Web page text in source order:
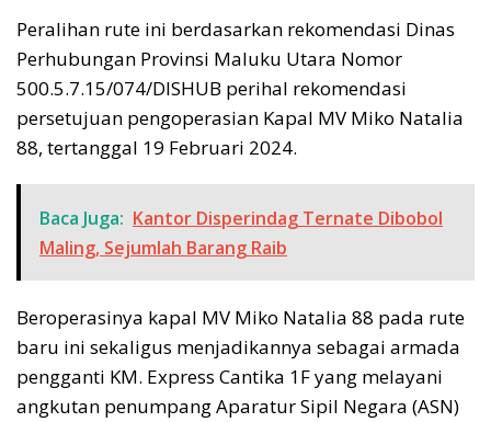
Peralihan rute ini berdasarkan rekomendasi Dinas
Perhubungan Provinsi Maluku Utara Nomor
500.5.7.15/074/DISHUB perihal rekomendasi
persetujuan pengoperasian Kapal MV Miko Natalia
88, tertanggal 19 Februari 2024.
Baca Juga: Kantor Disperindag Ternate Dibobol
Maling, Sejumlah Barang Raib
Beroperasinya kapal MV Miko Natalia 88 pada rute
baru ini sekaligus menjadikannya sebagai armada
pengganti KM. Express Cantika 1F yang melayani
angkutan penumpang Aparatur Sipil Negara (ASN)